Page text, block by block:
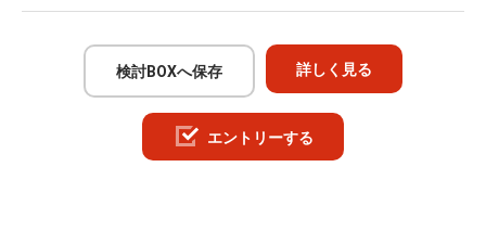
検討BOXへ保存 詳しく見る
エントリーする